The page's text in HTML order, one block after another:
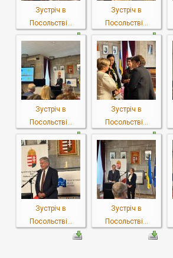
Зустріч в
Посольстві...
Зустріч в
Посольстві...
Зустріч в
Посольстві...
Зустріч в
Посольстві...
Зустріч в
Посольстві...
Зустріч в
Посольстві...